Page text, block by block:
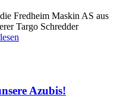
Fredheim Maskin AS aus
Targo Schredder
Azubis!